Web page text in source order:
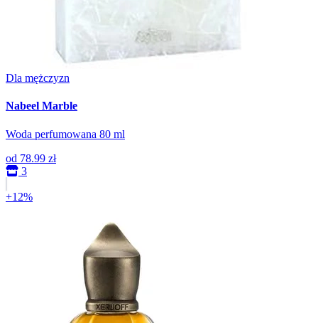
Dla mężczyzn
Nabeel Marble
Woda perfumowana 80 ml
od 78.99 zł
3
+12%